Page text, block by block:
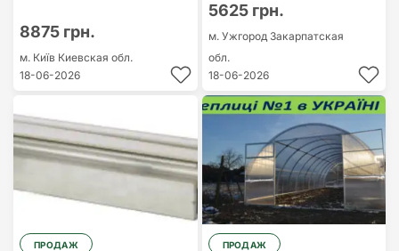
8875 грн.
м. Київ Киевская обл.
18-06-2026
5625 грн.
м. Ужгород Закарпатская
обл.
18-06-2026
ПРОДАЖ ПРОДАЖ